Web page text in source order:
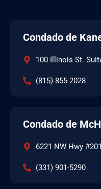
Condado de
100 Illinois St.
(815) 855-2028
Condado de
6221 NW Hwy
(331) 901-5290